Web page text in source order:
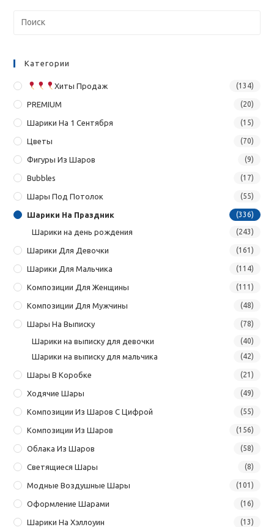
Категории
Хиты Продаж (134)
PREMIUM (20)
Шарики На 1 Сентября (15)
Цветы (70)
Фигуры Из Шаров (9)
Bubbles (17)
Шары Под Потолок (55)
Шарики На Праздник (336)
Шарики на день рождения (243)
Шарики Для Девочки (161)
Шарики Для Мальчика (114)
Композиции Для Женщины (111)
Композиции Для Мужчины (48)
Шары На Выписку (78)
Шарики на выписку для девочки (40)
Шарики на выписку для мальчика (42)
Шары В Коробке (21)
Ходячие Шары (49)
Композиции Из Шаров С Цифрой (55)
Композиции Из Шаров (156)
Облака Из Шаров (58)
Светящиеся Шары (8)
Модные Воздушные Шары (101)
Оформление Шарами (16)
Шарики На Хэллоуин (13)